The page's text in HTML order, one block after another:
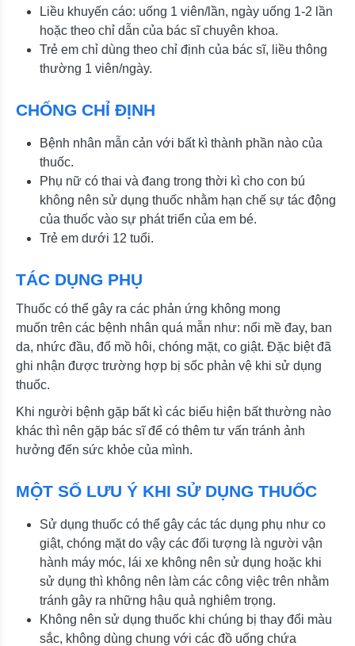
Liều khuyến cáo: uống 1 viên/lần, ngày uống 1-2 lần
hoặc theo chỉ dẫn của bác sĩ chuyên khoa.
Trẻ em chỉ dùng theo chỉ định của bác sĩ, liều thông
thường 1 viên/ngày.
CHỐNG CHỈ ĐỊNH
Bệnh nhân mẫn cản với bất kì thành phần nào của
thuốc.
Phụ nữ có thai và đang trong thời kì cho con bú
không nên sử dụng thuốc nhằm hạn chế sự tác động
của thuốc vào sự phát triển của em bé.
Trẻ em dưới 12 tuổi.
TÁC DỤNG PHỤ
Thuốc có thể gây ra các phản ứng không mong
muốn trên các bệnh nhân quá mẫn như: nổi mề đay, ban
da, nhức đầu, đổ mồ hôi, chóng mặt, co giật. Đặc biệt đã
ghi nhận được trường hợp bị sốc phản vệ khi sử dụng
thuốc.
Khi người bệnh gặp bất kì các biểu hiện bất thường nào
khác thì nên gặp bác sĩ để có thêm tư vấn tránh ảnh
hưởng đến sức khỏe của mình.
MỘT SỐ LƯU Ý KHI SỬ DỤNG THUỐC
Sử dụng thuốc có thể gây các tác dụng phụ như co
giật, chóng mặt do vậy các đối tượng là người vận
hành máy móc, lái xe không nên sử dụng hoặc khi
sử dụng thì không nên làm các công việc trên nhằm
tránh gây ra những hậu quả nghiêm trọng.
Không nên sử dụng thuốc khi chúng bị thay đổi màu
sắc, không dùng chung với các đồ uống chứa